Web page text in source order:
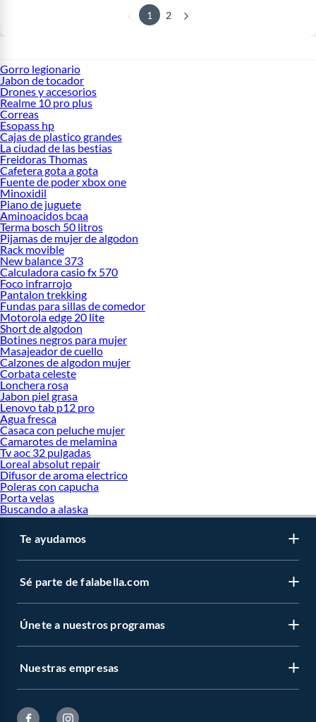
1 2
Gorro legionario
Jabon de tocador
Drones y accesorios
Realme 10 pro plus
Correas
Esopass hp
Cajas de plastico grandes
La ciudad de las bestias
Freidoras Thomas
Cafetera gota a gota
Fuente de poder xbox one
Minoxidil
Piano de juguete
Aminoacidos bcaa
Terma bosch 50 litros
Pijamas de mujer de algodon
Rack movible
New balance 373
Calculadora casio fx 570
Foco infrarrojo
Pantalon trekking
Fundas para sillas de comedor
Motorola edge 20 lite
Short de algodon
Botines negros para mujer
Masajeador de cuello
Calzones de algodon mujer
Corbata celeste
Lonchera rosa
Jabon piel grasa
Lenovo tab p12 pro
Agua fresca
Casaca con peluche mujer
Camarotes de melamina
Tv aoc 32 pulgadas
Loreal absolut repair
Difusor de aroma electrico
Poleras con capucha
Porta velas
Buscando a alaska
Te ayudamos
Sé parte de falabella.com
Únete a nuestros programas
Nuestras empresas